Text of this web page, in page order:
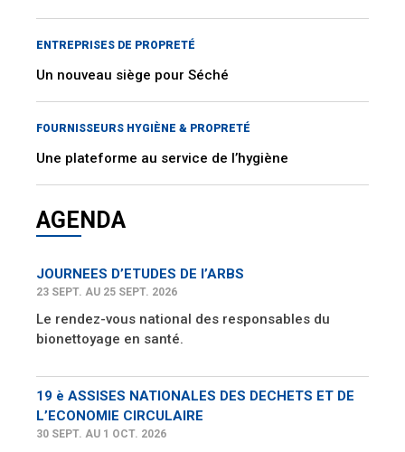
ENTREPRISES DE PROPRETÉ
Un nouveau siège pour Séché
FOURNISSEURS HYGIÈNE & PROPRETÉ
Une plateforme au service de l’hygiène
AGENDA
JOURNEES D’ETUDES DE l’ARBS
23 SEPT. AU 25 SEPT. 2026
Le rendez-vous national des responsables du
bionettoyage en santé.
19 è ASSISES NATIONALES DES DECHETS ET DE
L’ECONOMIE CIRCULAIRE
30 SEPT. AU 1 OCT. 2026